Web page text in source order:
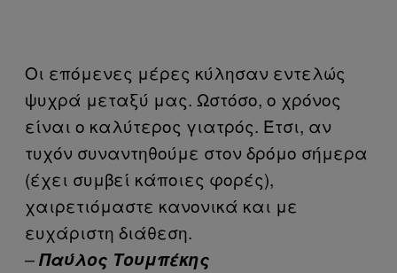
Οι επόμενες μέρες κύλησαν εντελώς
ψυχρά μεταξύ μας. Ωστόσο, ο χρόνος
είναι ο καλύτερος γιατρός. Έτσι, αν
τυχόν συναντηθούμε στον δρόμο σήμερα
(έχει συμβεί κάποιες φορές),
χαιρετιόμαστε κανονικά και με
ευχάριστη διάθεση.
–Παύλος Τουμπέκης